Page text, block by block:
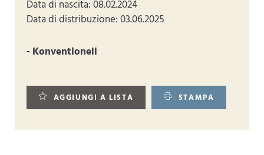
Data di nascita: 08.02.2024
Data di distribuzione: 03.06.2025
- Konventionell
AGGIUNGI A LISTA STAMPA